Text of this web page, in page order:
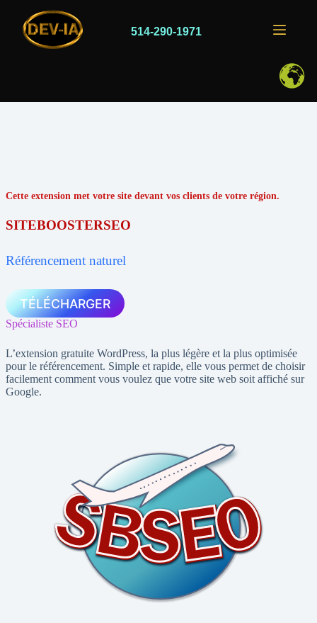
contenu
514-290-1971
Cette extension met votre site devant vos clients de votre région.
SITEBOOSTERSEO
Référencement naturel
TÉLÉCHARGER
Spécialiste SEO
L’extension gratuite WordPress, la plus légère et la plus optimisée
pour le référencement. Simple et rapide, elle vous permet de choisir
facilement comment vous voulez que votre site web soit affiché sur
Google.